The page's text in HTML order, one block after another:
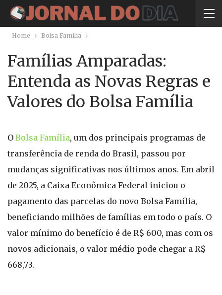
Home Bolsa Família
Famílias Amparadas:
Entenda as Novas Regras e
Valores do Bolsa Família
O Bolsa Família, um dos principais programas de
transferência de renda do Brasil, passou por
mudanças significativas nos últimos anos. Em abril
de 2025, a Caixa Econômica Federal iniciou o
pagamento das parcelas do novo Bolsa Família,
beneficiando milhões de famílias em todo o país. O
valor mínimo do benefício é de R$ 600, mas com os
novos adicionais, o valor médio pode chegar a R$
668,73.